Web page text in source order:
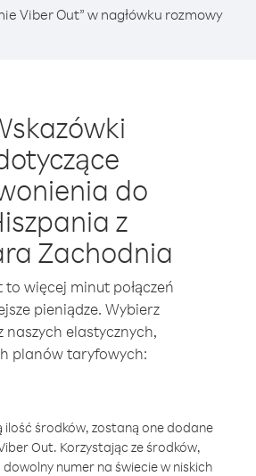
Viber Out” w nagłówku rozmowy
do
z
Zachodnia
to więcej minut połączeń
pieniądze. Wybierz
naszych elastycznych,
planów taryfowych:
ilość środków, zostaną one dodane
Out. Korzystając ze środków,
numer na świecie w niskich